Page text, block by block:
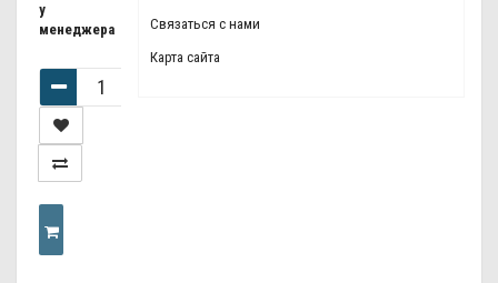
Связаться с нами
Карта сайта
у
менеджера